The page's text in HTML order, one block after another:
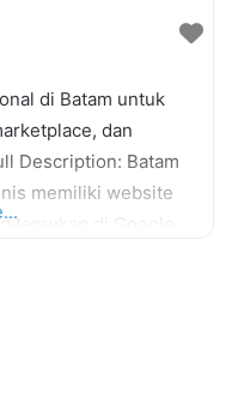
di Batam untuk
dan
Description: Batam
memiliki website
di Google.